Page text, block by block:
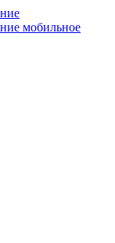
мобильное